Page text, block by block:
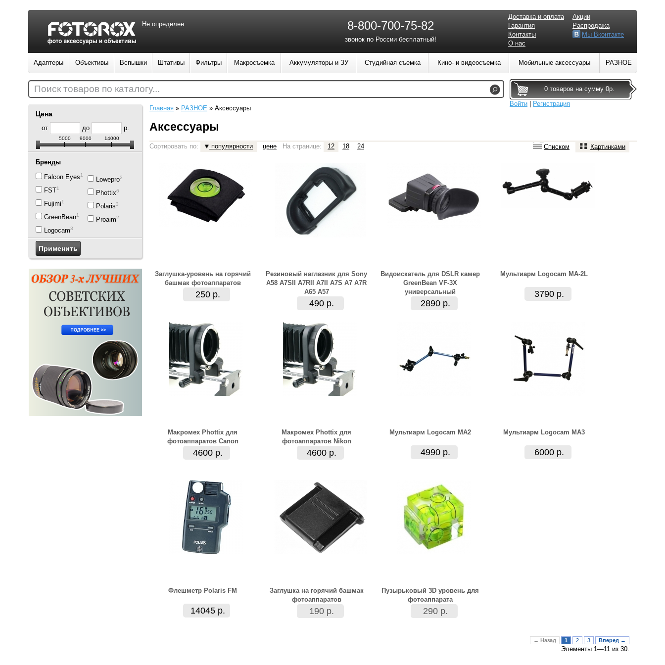
Цена
от до р.
5000 9000 14000
Бренды
Falcon Eyes1
FST1
Fujimi1
GreenBean1
Logocam3
Lowepro2
Phottix6
Polaris3
Proaim2
Главная » РАЗНОЕ » Аксессуары
Аксессуары
Сортировать по: популярности цене На странице: 12 18 24 Списком Картинками
Заглушка-уровень на горячий
башмак фотоаппаратов
250 р.
Резиновый наглазник для Sony
A58 A7SII A7RII A7II A7S A7 A7R
A65 A57
490 р.
Видоискатель для DSLR камер
GreenBean VF-3X
универсальный
2890 р.
Мультиарм Logocam MA-2L
3790 р.
Макромех Phottix для
фотоаппаратов Canon
4600 р.
Макромех Phottix для
фотоаппаратов Nikon
4600 р.
Мультиарм Logocam MA2
4990 р.
Мультиарм Logocam MA3
6000 р.
Флешметр Polaris FM
14045 р.
Заглушка на горячий башмак
фотоаппаратов
190 р.
Пузырьковый 3D уровень для
фотоаппарата
290 р.
← Назад 1 2 3 Вперед →
Элементы 1—11 из 30.
Не определен 8-800-700-75-82
звонок по России бесплатный!
Доставка и оплата
Гарантия
Контакты
О нас
Акции
Распродажа
Мы Вконтакте
Адаптеры Объективы Вспышки Штативы Фильтры Макросъемка Аккумуляторы и ЗУ Студийная съемка Кино- и видеосъемка Мобильные аксессуары РАЗНОЕ
0 товаров на сумму 0р.
Войти
Регистрация
Поиск товаров по каталогу...